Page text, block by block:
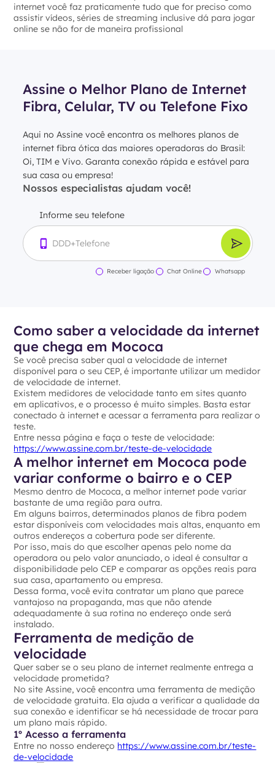
internet você faz praticamente tudo que for preciso como
assistir vídeos, séries de streaming inclusive dá para jogar
online se não for de maneira profissional
Assine o Melhor Plano de Internet
Fibra, Celular, TV ou Telefone Fixo
Aqui no Assine você encontra os melhores planos de
internet fibra ótica das maiores operadoras do Brasil:
Oi, TIM e Vivo. Garanta conexão rápida e estável para
sua casa ou empresa!
Nossos especialistas ajudam você!
Informe seu telefone
Receber ligação Chat Online Whatsapp
Como saber a velocidade da internet
que chega em Mococa
Se você precisa saber qual a velocidade de internet
disponível para o seu CEP, é importante utilizar um medidor
de velocidade de internet.
Existem medidores de velocidade tanto em sites quanto
em aplicativos, e o processo é muito simples. Basta estar
conectado à internet e acessar a ferramenta para realizar o
teste.
Entre nessa página e faça o teste de velocidade:
https://www.assine.com.br/teste-de-velocidade
A melhor internet em Mococa pode
variar conforme o bairro e o CEP
Mesmo dentro de Mococa, a melhor internet pode variar
bastante de uma região para outra.
Em alguns bairros, determinados planos de fibra podem
estar disponíveis com velocidades mais altas, enquanto em
outros endereços a cobertura pode ser diferente.
Por isso, mais do que escolher apenas pelo nome da
operadora ou pelo valor anunciado, o ideal é consultar a
disponibilidade pelo CEP e comparar as opções reais para
sua casa, apartamento ou empresa.
Dessa forma, você evita contratar um plano que parece
vantajoso na propaganda, mas que não atende
adequadamente à sua rotina no endereço onde será
instalado.
Ferramenta de medição de
velocidade
Quer saber se o seu plano de internet realmente entrega a
velocidade prometida?
No site Assine, você encontra uma ferramenta de medição
de velocidade gratuita. Ela ajuda a verificar a qualidade da
sua conexão e identificar se há necessidade de trocar para
um plano mais rápido.
1º Acesso a ferramenta
Entre no nosso endereço https://www.assine.com.br/teste-
de-velocidade